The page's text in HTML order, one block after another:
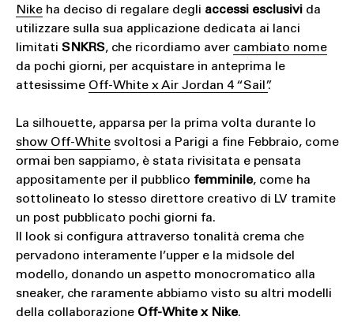
Nikeha deciso di regalare degli accessi esclusivida
utilizzare sulla sua applicazione dedicata ai lanci
limitati SNKRS, che ricordiamo aver cambiato nome
da pochi giorni, per acquistare in anteprima le
attesissime Off-White x Air Jordan 4 “Sail”.
La silhouette, apparsa per la prima volta durante lo
show Off-Whitesvoltosi a Parigi a fine Febbraio, come
ormai ben sappiamo, è stata rivisitata e pensata
appositamente per il pubblico femminile, come ha
sottolineato lo stesso direttore creativo di LV tramite
un post pubblicato pochi giorni fa.
Il look si configura attraverso tonalità crema che
pervadono interamente l’upper e la midsole del
modello, donando un aspetto monocromatico alla
sneaker, che raramente abbiamo visto su altri modelli
della collaborazione Off-White x Nike.